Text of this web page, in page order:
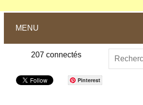
MENU
207 connectés
Pinterest